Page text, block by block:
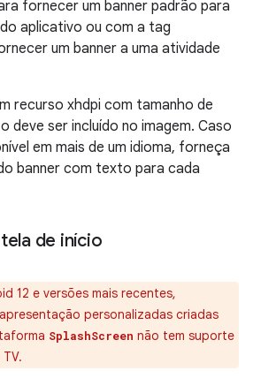
fornecer um banner padrão para
aplicativo ou com a tag
um banner a uma atividade
recurso xhdpi com tamanho de
deve ser incluído no imagem. Caso
em mais de um idioma, forneça
banner com texto para cada
de início
12 e versões mais recentes,
personalizadas criadas
SplashScreen não tem suporte